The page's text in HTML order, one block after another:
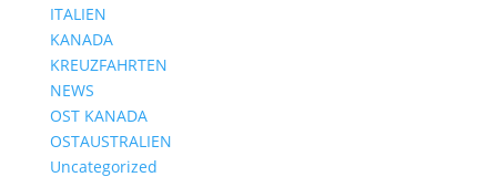
ITALIEN
KANADA
KREUZFAHRTEN
NEWS
OST KANADA
OSTAUSTRALIEN
Uncategorized